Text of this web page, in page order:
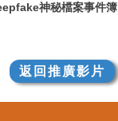
神秘檔案事件簿
返回推廣影片